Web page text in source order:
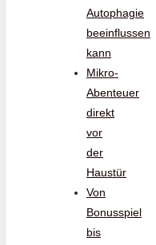
Autophagie
beeinflussen
kann
Mikro-
Abenteuer
direkt
vor
der
Haustür
Von
Bonusspiel
bis